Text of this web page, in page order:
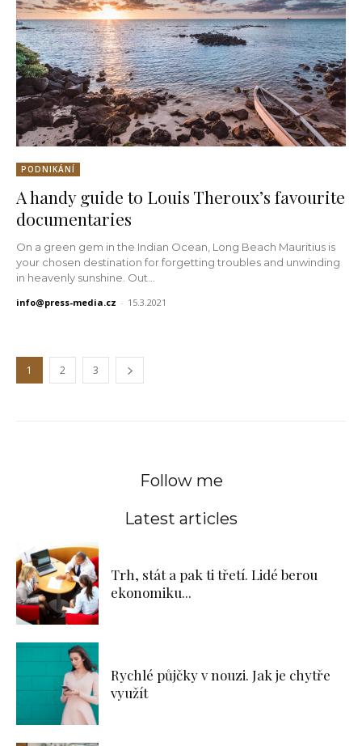
PODNIKÁNÍ
A handy guide to Louis Theroux’s favourite
documentaries
On a green gem in the Indian Ocean, Long Beach Mauritius is
your chosen destination for forgetting troubles and unwinding
in heavenly sunshine. Out...
info@press-media.cz - 15.3.2021
1 2 3
Follow me
Latest articles
Trh, stát a pak ti třetí. Lidé berou
ekonomiku...
Rychlé půjčky v nouzi. Jak je chytře
využít